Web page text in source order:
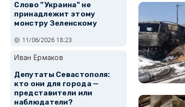
Слово "Украина" не
принадлежит этому
монстру Зеленскому
11/06/2026 18:23
Иван Ермаков
Депутаты Севастополя:
кто они для города —
представители или
наблюдатели?